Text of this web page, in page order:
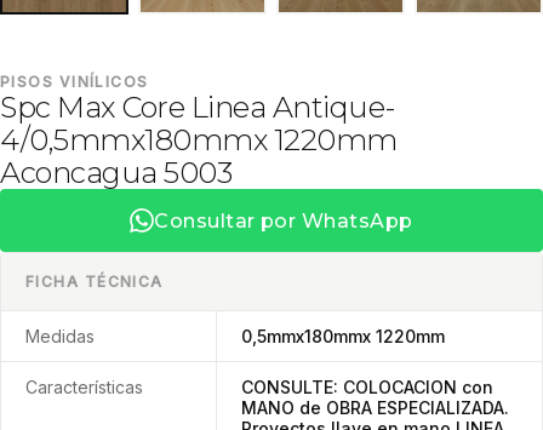
PISOS VINÍLICOS
Spc Max Core Linea Antique-
4/0,5mmx180mmx 1220mm
Aconcagua 5003
Consultar por WhatsApp
FICHA TÉCNICA
Medidas 0,5mmx180mmx 1220mm
Características
CONSULTE: COLOCACION con
MANO de OBRA ESPECIALIZADA.